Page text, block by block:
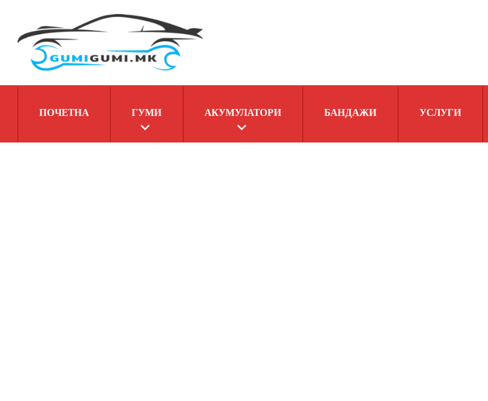
ПОЧЕТНА ГУМИ АКУМУЛАТОРИ БАНДАЖИ УСЛУГИ